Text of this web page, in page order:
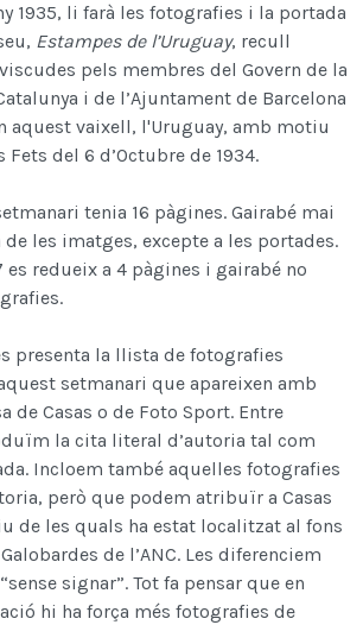
1935, li farà les fotografies i la portada
Estampes de l’Uruguay, recull
pels membres del Govern de la
i de l’Ajuntament de Barcelona
aquest vaixell, l'Uruguay, amb motiu
del 6 d’Octubre de 1934.
tenia 16 pàgines. Gairabé mai
les imatges, excepte a les portades.
es redueix a 4 pàgines i gairabé no
presenta la llista de fotografies
setmanari que apareixen amb
de Casas o de Foto Sport. Entre
la cita literal d’autoria tal com
Incloem també aquelles fotografies
però que podem atribuïr a Casas
de les quals ha estat localitzat al fons
de l’ANC. Les diferenciem
signar”. Tot fa pensar que en
hi ha força més fotografies de